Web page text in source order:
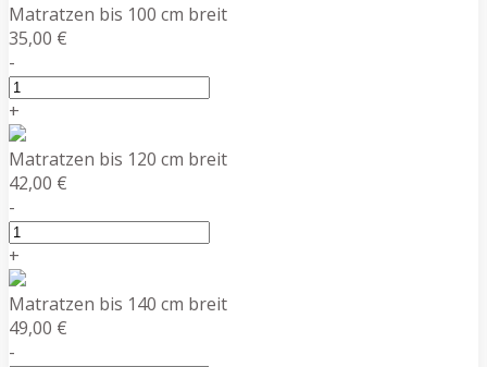
Matratzen bis 100 cm breit
35,00 €
-
+
Matratzen bis 120 cm breit
42,00 €
-
+
Matratzen bis 140 cm breit
49,00 €
-